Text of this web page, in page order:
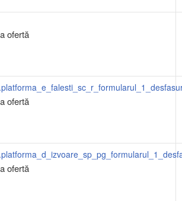
ofertă
ofertă
ofertă